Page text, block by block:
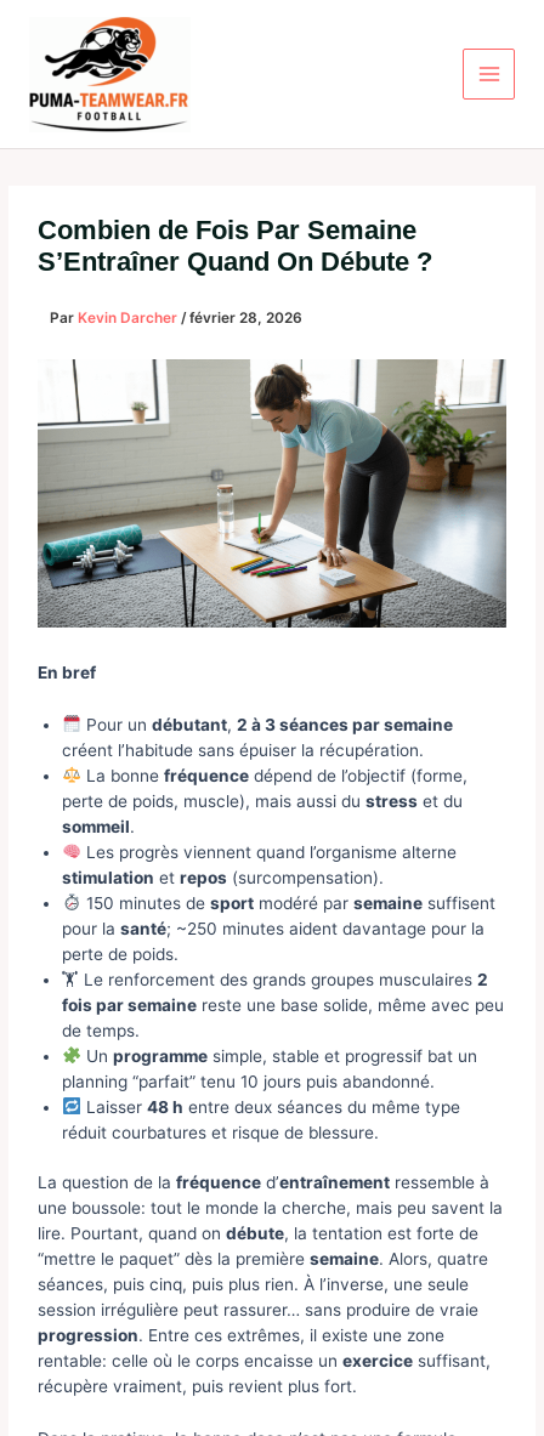
contenu
Combien de Fois Par Semaine
S’Entraîner Quand On Débute ?
Par Kevin Darcher/février 28, 2026
En bref
Pour un débutant, 2 à 3 séances par semaine
créent l’habitude sans épuiser la récupération.
La bonne fréquencedépend de l’objectif (forme,
perte de poids, muscle), mais aussi dustress et du
sommeil.
Les progrès viennent quand l’organisme alterne
stimulation etrepos (surcompensation).
150 minutes de sportmodéré par semainesuffisent
pour lasanté; ~250 minutes aident davantage pour la
perte de poids.
🏋️ Le renforcement des grands groupes musculaires2
fois par semaine reste une base solide, même avec peu
de temps.
Un programmesimple, stable et progressif bat un
planning “parfait” tenu 10 jours puis abandonné.
Laisser 48 h entre deux séances du même type
réduit courbatures et risque de blessure.
La question de lafréquence d’entraînement ressemble à
une boussole: tout le monde la cherche, mais peu savent la
lire. Pourtant, quand ondébute, la tentation est forte de
“mettre le paquet” dès la premièresemaine. Alors, quatre
séances, puis cinq, puis plus rien. À l’inverse, une seule
session irrégulière peut rassurer… sans produire de vraie
progression. Entre ces extrêmes, il existe une zone
rentable: celle où le corps encaisse unexercice suffisant,
récupère vraiment, puis revient plus fort.